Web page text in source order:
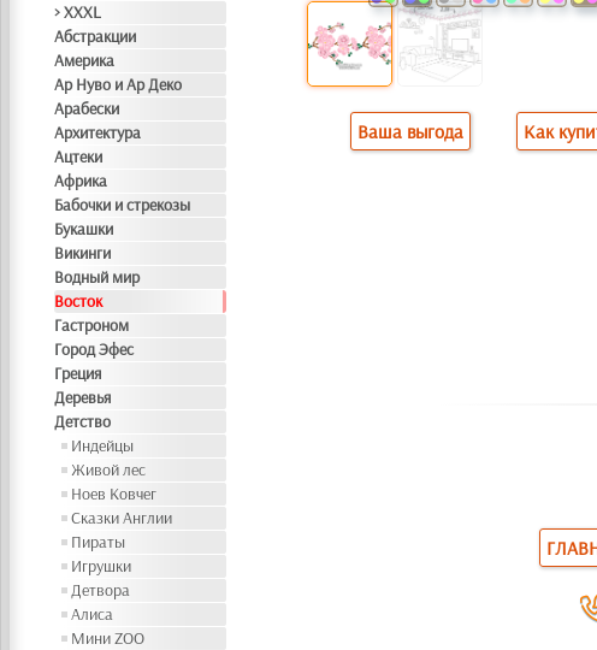
> XXXL
Абстракции
Америка
Ар Нуво и Ар Деко
Арабески
Архитектура
Ацтеки
Африка
Бабочки и стрекозы
Букашки
Викинги
Водный мир
Восток
Гастроном
Город Эфес
Греция
Деревья
Детство
Индейцы
Живой лес
Ноев Ковчег
Сказки Англии
Пираты
Игрушки
Детвора
Алиса
Мини ZOO
Ваша выгода Как